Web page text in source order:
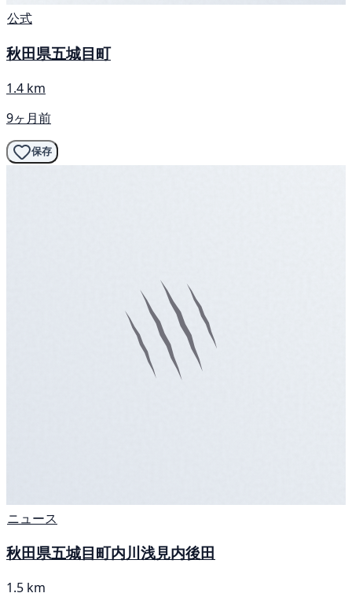
公式
秋田県五城目町
1.4 km
9ヶ月前
保存
ニュース
秋田県五城目町内川浅見内後田
1.5 km